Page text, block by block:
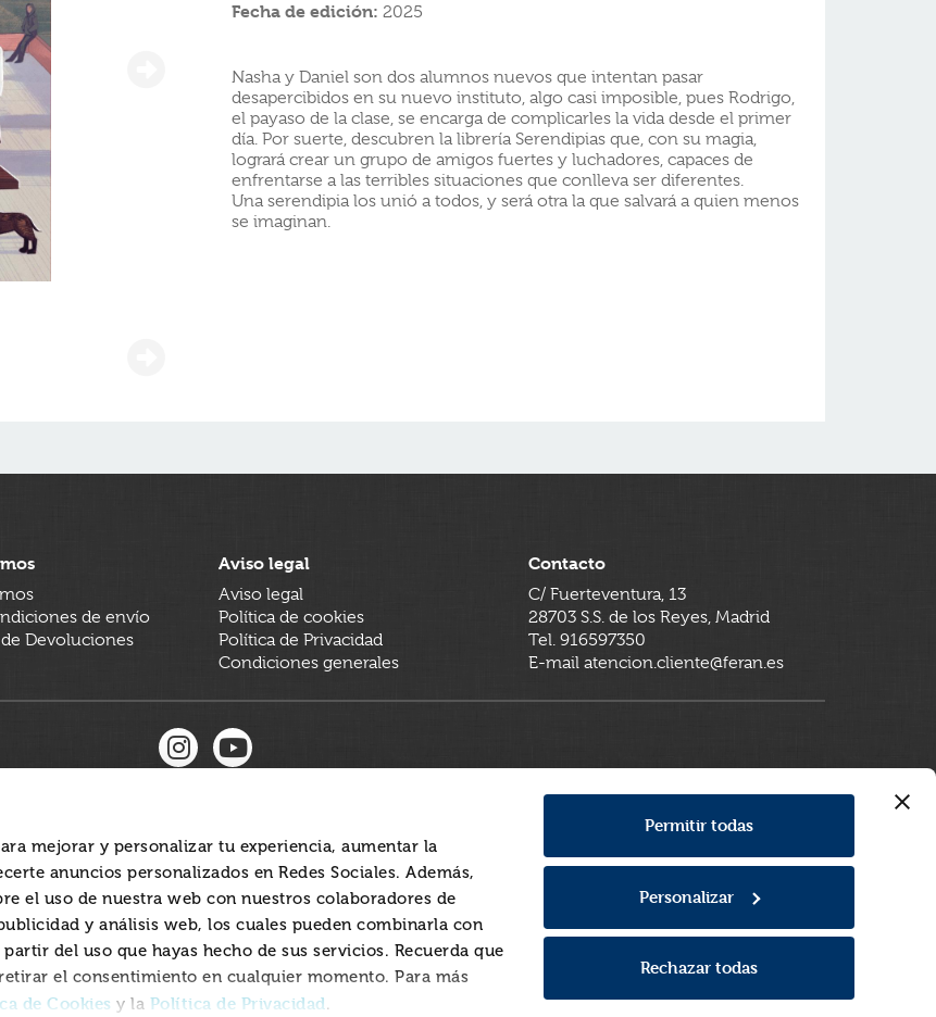
mejorar y personalizar tu experiencia, aumentar la
anuncios personalizados en Redes Sociales. Además,
el uso de nuestra web con nuestros colaboradores de
y análisis web, los cuales pueden combinarla con
del uso que hayas hecho de sus servicios. Recuerda que
el consentimiento en cualquier momento. Para más
de Cookies y la Política de Privacidad.
Permitir todas
Personalizar
Rechazar todas
Fecha de edición: 2025
Nasha y Daniel son dos alumnos nuevos que intentan pasar
desapercibidos en su nuevo instituto, algo casi imposible, pues Rodrigo,
el payaso de la clase, se encarga de complicarles la vida desde el primer
día. Por suerte, descubren la librería Serendipias que, con su magia,
logrará crear un grupo de amigos fuertes y luchadores, capaces de
enfrentarse a las terribles situaciones que conlleva ser diferentes.
Una serendipia los unió a todos, y será otra la que salvará a quien menos
se imaginan.
de envío
Devoluciones
Aviso legal
Aviso legal
Política de cookies
Política de Privacidad
Condiciones generales
Contacto
C/ Fuerteventura, 13
28703 S.S. de los Reyes, Madrid
Tel. 916597350
E-mail atencion.cliente@feran.es